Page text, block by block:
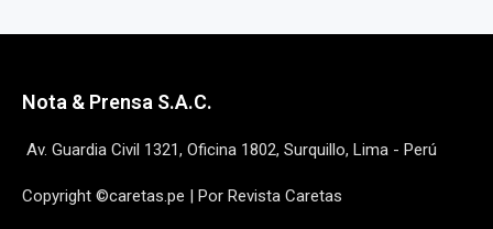
Nota & Prensa S.A.C.
Av. Guardia Civil 1321, Oficina 1802, Surquillo, Lima - Perú
Copyright ©caretas.pe | Por Revista Caretas